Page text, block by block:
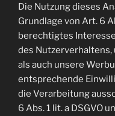
Die Nutzung dieses
Grundlage von Art. 6
berechtigtes
des
als auch unsere
entsprechende
die Verarbeitung
6 Abs. 1 lit. a DSGVO